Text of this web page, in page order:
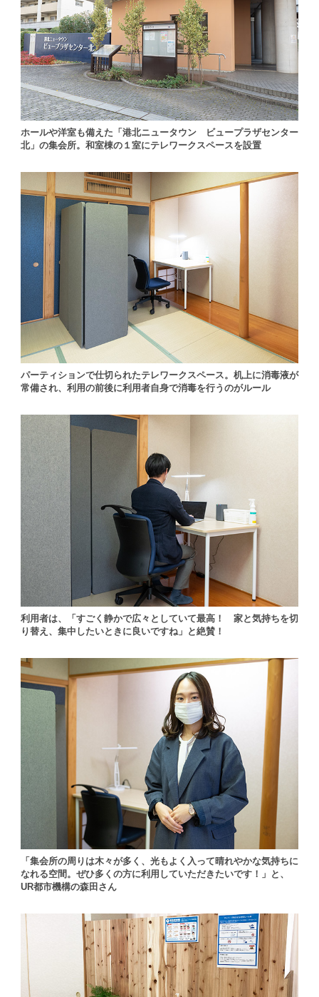
ホールや洋室も備えた「港北ニュータウン ビュープラザセンター
北」の集会所。和室棟の１室にテレワークスペースを設置
パーティションで仕切られたテレワークスペース。机上に消毒液が
常備され、利用の前後に利用者自身で消毒を行うのがルール
利用者は、「すごく静かで広々としていて最高！ 家と気持ちを切
り替え、集中したいときに良いですね」と絶賛！
「集会所の周りは木々が多く、光もよく入って晴れやかな気持ちに
なれる空間。ぜひ多くの方に利用していただきたいです！」と、
UR都市機構の森田さん